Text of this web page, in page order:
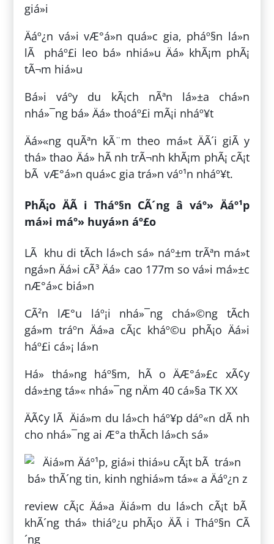
giá»i
Äáº¿n vá»i vÆ°á»n quá»c gia, pháº§n lá»n
lÃ pháº£i leo bá» nhiá»u Äá» khÃ¡m phÃ¡
tÃ¬m hiá»u
Bá»i váº­y du kÃ¡ch nÃªn lá»±a chá»n
nhá»¯ng bá» Äá» thoáº£i mÃ¡i nháº¥t
Äá»«ng quÃªn kÃ¨m theo má»t ÄÃ´i giÃ y
thá» thao Äá» hÃ nh trÃ¬nh khÃ¡m phÃ¡ cÃ¡t
bÃ vÆ°á»n quá»c gia trá»n váº¹n nháº¥t.
PhÃ¡o ÄÃ i Tháº§n CÃ´ng â váº» Äáº¹p
má»i máº» huyá»n áº£o
LÃ khu di tÃ­ch lá»ch sá»­ náº±m trÃªn má»t
ngá»n Äá»i cÃ³ Äá» cao 177m so vá»i má»±c
nÆ°á»c biá»n
CÃ²n lÆ°u láº¡i nhá»¯ng chá»©ng tÃ­ch
gá»m tráº­n Äá»a cÃ¡c kháº©u phÃ¡o Äá»i
háº£i cá»¡ lá»n
Há» thá»ng háº§m, hÃ o ÄÆ°á»£c xÃ¢y
dá»±ng tá»« nhá»¯ng nÄm 40 cá»§a TK XX
ÄÃ¢y lÃ Äiá»m du lá»ch háº¥p dáº«n dÃ nh
cho nhá»¯ng ai Æ°a thÃ­ch lá»ch sá»­
review cÃ¡c Äá»a Äiá»m du lá»ch cÃ¡t bÃ
khÃ´ng thá» thiáº¿u phÃ¡o ÄÃ i Tháº§n CÃ
´ng